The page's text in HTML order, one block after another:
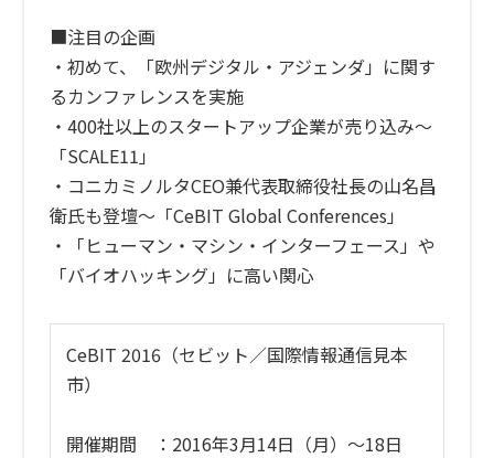
■注目の企画
・初めて、「欧州デジタル・アジェンダ」に関す
るカンファレンスを実施
・400社以上のスタートアップ企業が売り込み〜
「SCALE11」
・コニカミノルタCEO兼代表取締役社長の山名昌
衛氏も登壇〜「CeBIT Global Conferences」
・「ヒューマン・マシン・インターフェース」や
「バイオハッキング」に高い関心
CeBIT 2016（セビット／国際情報通信見本
市）
開催期間 ：2016年3月14日（月）〜18日